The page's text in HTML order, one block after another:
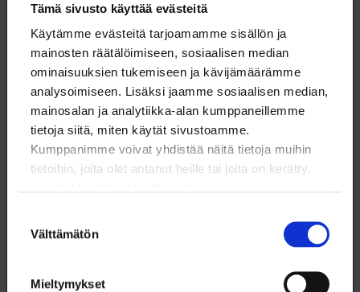
Tämä sivusto käyttää evästeitä
Käytämme evästeitä tarjoamamme sisällön ja
mainosten räätälöimiseen, sosiaalisen median
ominaisuuksien tukemiseen ja kävijämäärämme
analysoimiseen. Lisäksi jaamme sosiaalisen median,
mainosalan ja analytiikka-alan kumppaneillemme
tietoja siitä, miten käytät sivustoamme.
Kumppanimme voivat yhdistää näitä tietoja muihin
tietoihin, joita olet antanut heille tai joita on kerätty,
valinta
Välttämätön
Mieltymykset
hylänneet hänen sovintoesityksensä.
#neuvotellen2022 Twitterissä ja Facebookissa
Tämä artikkeli (pdf)